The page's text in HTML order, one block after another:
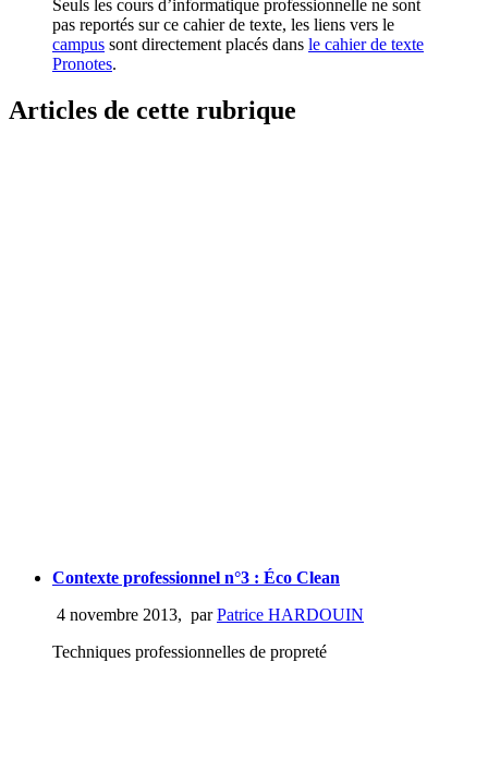
Seuls les cours d’informatique professionnelle ne sont
pas reportés sur ce cahier de texte, les liens vers le
campus sont directement placés dans le cahier de texte
Pronotes.
Articles de cette rubrique
Contexte professionnel n°3 : Éco Clean
4 novembre 2013, parPatrice HARDOUIN
Techniques professionnelles de propreté